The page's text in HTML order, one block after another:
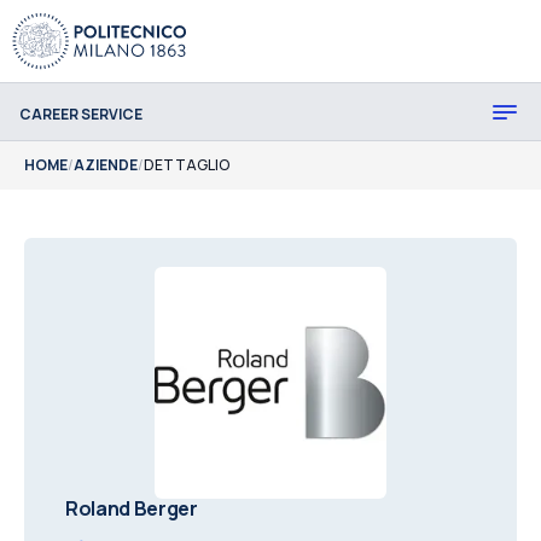
CAREER SERVICE
HOME/AZIENDE/DETTAGLIO
Roland Berger